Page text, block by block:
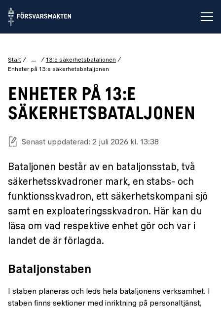
Start ...
13:e säkerhetsbataljonen
Enheter på 13:e säkerhetsbataljonen
ENHETER PÅ 13:E
SÄKERHETSBATALJONEN
Senast uppdaterad: 2 juli 2026 kl. 13:38
Bataljonen består av en bataljonsstab, två
säkerhetsskvadroner mark, en stabs- och
funktionsskvadron, ett säkerhetskompani sjö
samt en exploateringsskvadron. Här kan du
läsa om vad respektive enhet gör och var i
landet de är förlagda.
Bataljonstaben
I staben planeras och leds hela bataljonens verksamhet. I
staben finns sektioner med inriktning på personaltjänst,